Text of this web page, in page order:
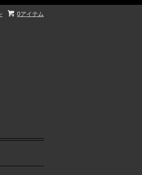
0アイテム